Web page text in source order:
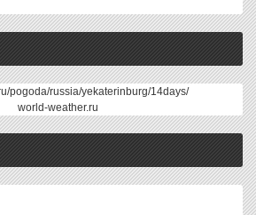
pogoda/russia/yekaterinburg/14days/
world-weather.ru